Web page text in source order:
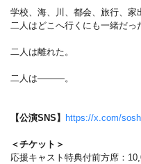
学校、海、川、都会、旅行、家
二人はどこへ行くにも一緒だっ
二人は離れた。
二人は―――。
【公演SNS】 https://x.com/
＜チケット＞
応援キャスト特典付前方席：